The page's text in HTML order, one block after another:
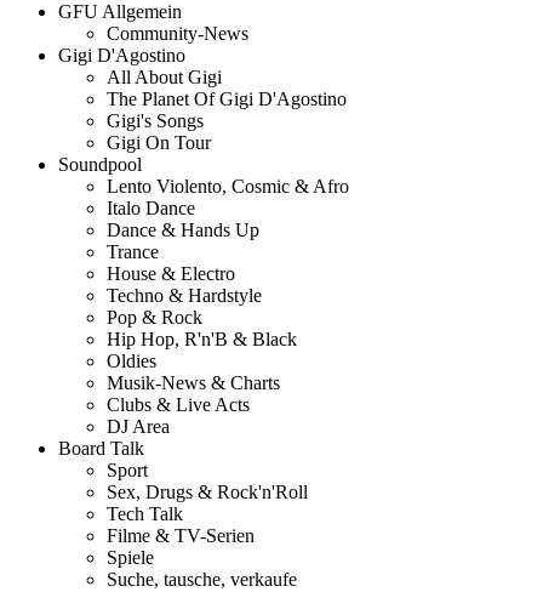
GFU Allgemein
Community-News
Gigi D'Agostino
All About Gigi
The Planet Of Gigi D'Agostino
Gigi's Songs
Gigi On Tour
Soundpool
Lento Violento, Cosmic & Afro
Italo Dance
Dance & Hands Up
Trance
House & Electro
Techno & Hardstyle
Pop & Rock
Hip Hop, R'n'B & Black
Oldies
Musik-News & Charts
Clubs & Live Acts
DJ Area
Board Talk
Sport
Sex, Drugs & Rock'n'Roll
Tech Talk
Filme & TV-Serien
Spiele
Suche, tausche, verkaufe